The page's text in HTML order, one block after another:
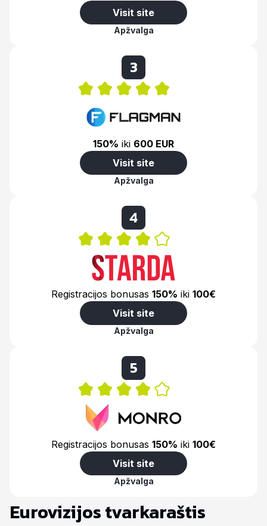
Visit site
Apžvalga
3
150% iki 600 EUR
Visit site
Apžvalga
4
Registracijos bonusas 150% iki 100€
Visit site
Apžvalga
5
Registracijos bonusas 150% iki 100€
Visit site
Apžvalga
Eurovizijos tvarkaraštis